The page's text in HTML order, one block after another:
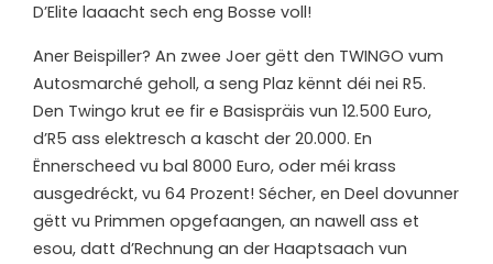
D’Elite laaacht sech eng Bosse voll!
Aner Beispiller? An zwee Joer gëtt den TWINGO vum
Autosmarché geholl, a seng Plaz kënnt déi nei R5.
Den Twingo krut ee fir e Basispräis vun 12.500 Euro,
d’R5 ass elektresch a kascht der 20.000. En
Ënnerscheed vu bal 8000 Euro, oder méi krass
ausgedréckt, vu 64 Prozent! Sécher, en Deel dovunner
gëtt vu Primmen opgefaangen, an nawell ass et
esou, datt d’Rechnung an der Haaptsaach vun